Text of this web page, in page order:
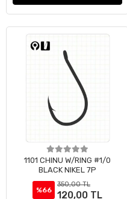
1101 CHINU W/RING #1/0
BLACK NIKEL 7P
%66
350,00 TL
120,00 TL